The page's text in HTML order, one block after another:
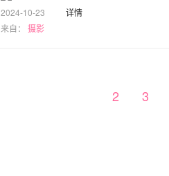
2024-10-23 详情
来自： 摄影
2 3